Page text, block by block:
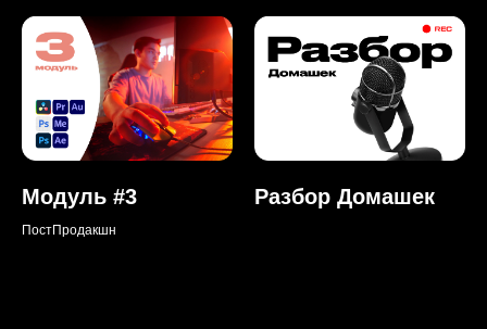
Модуль #3
ПостПродакшн
Разбор Домашек